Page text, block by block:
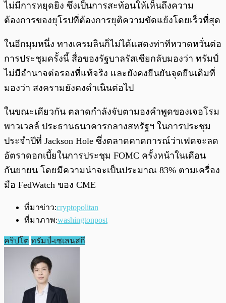
ไม่มีการหยุดยิง ซึ่งเป็นการสะท้อนให้เห็นถึงความ
ต้องการของยุโรปที่ต้องการยุติความขัดแย้งโดยเร็วที่สุด
ในอีกมุมหนึ่ง ทางเครมลินก็ไม่ได้แสดงท่าทีหวาดหวั่นต่อ
การประชุมครั้งนี้ สื่อของรัฐบาลรัสเซียกลับมองว่า ทรัมป์
ไม่มีอำนาจต่อรองที่แท้จริง และยังคงยืนยันจุดยืนเดิมที่
มองว่า สงครามยังคงดำเนินต่อไป
ในขณะเดียวกัน ตลาดกำลังจับตามองคำพูดของเจอโรม
พาวเวลล์ ประธานธนาคารกลางสหรัฐฯ ในการประชุม
ประจำปีที่ Jackson Hole ซึ่งตลาดคาดการณ์ว่าเฟดจะลด
อัตราดอกเบี้ยในการประชุม FOMC ครั้งหน้าในเดือน
กันยายน โดยมีความน่าจะเป็นประมาณ 83% ตามเครื่อง
มือ FedWatch ของ CME
ที่มาข่าว:cryptopolitan
ที่มาภาพ:washingtonpost
คริปโต ทรัมป์-เซเลนสกี